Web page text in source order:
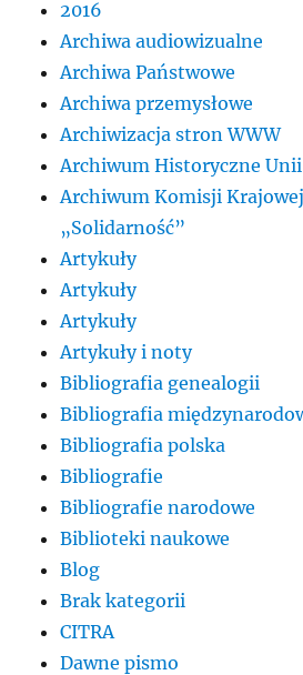
2016
Archiwa audiowizualne
Archiwa Państwowe
Archiwa przemysłowe
Archiwizacja stron WWW
Archiwum Historyczne
Archiwum Komisji
„Solidarność”
Artykuły
Artykuły
Artykuły
Artykuły i noty
Bibliografia genealogii
Bibliografia
Bibliografia polska
Bibliografie
Bibliografie narodowe
Biblioteki naukowe
Blog
Brak kategorii
CITRA
Dawne pismo